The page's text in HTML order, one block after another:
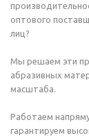
оптового
лиц?
Мы решаем эти
абразивных
масштаба.
Работаем
гарантируем